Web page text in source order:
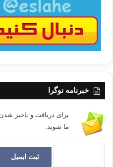
خبرنامه نوگرا
برای دریافت و باخبر
ما شوید.